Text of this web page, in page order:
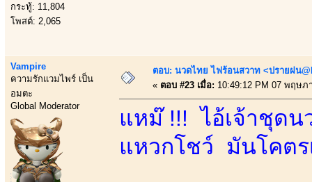
กระทู้: 11,804
โพสต์: 2,065
Vampire
ความรักแวมไพร์ เป็น
อมตะ
Global Moderator
ตอบ: นวดไทย ไฟร้อนสวาท <ปรายฝน
« ตอบ #23 เมื่อ: 10:49:12 PM 07 พฤษภ
แหม๊ !!! ไอ้เจ้าชุด
แหวกโชว์ มันโคตร